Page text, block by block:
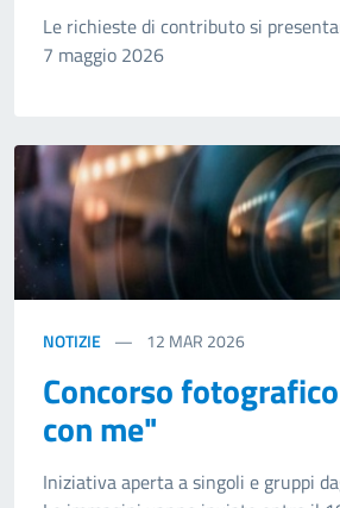
Le richieste di contributo si
7 maggio 2026
NOTIZIE 12 MAR 2026
Concorso
con me"
Iniziativa aperta a singoli e gruppi